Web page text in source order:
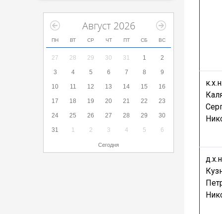
Август 2026
ПН ВТ СР ЧТ ПТ СБ ВС
27 28 29 30 31 1 2
3 4 5 6 7 8 9
10 11 12 13 14 15 16
17 18 19 20 21 22 23
24 25 26 27 28 29 30
31 1 2 3 4 5 6
Сегодня